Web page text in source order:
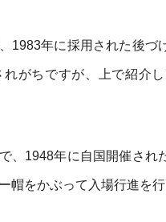
1983年に採用された後づ
がちですが、上で紹介
、1948年に自国開催され
帽をかぶって入場行進を行